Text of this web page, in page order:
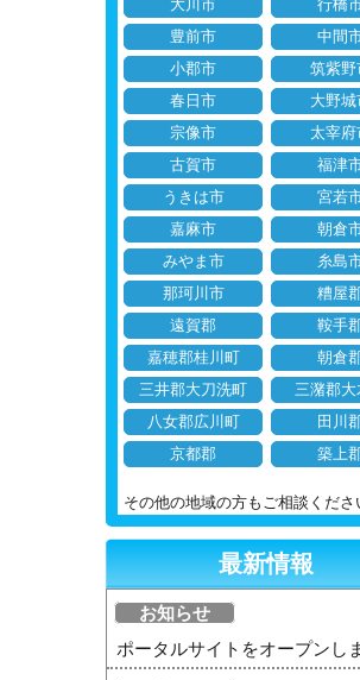
大川市
行橋市
豊前市
中間
小郡市
筑紫野
春日市
大野城
宗像市
太宰府
古賀市
福津
うきは市
宮若
嘉麻市
朝倉
みやま市
糸島
那珂川市
糟屋
遠賀郡
鞍手
嘉穂郡桂川町
朝倉
三井郡大刀洗町
三潴郡大
八女郡広川町
田川
京都郡
築上
その他の地域の方もご相談くださ
最新情報
お知らせ
ポータルサイトをオープンし